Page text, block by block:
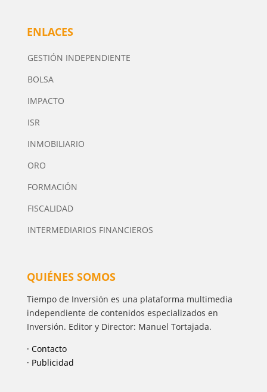
ENLACES
GESTIÓN INDEPENDIENTE
BOLSA
IMPACTO
ISR
INMOBILIARIO
ORO
FORMACIÓN
FISCALIDAD
INTERMEDIARIOS FINANCIEROS
QUIÉNES SOMOS
Tiempo de Inversión es una plataforma multimedia
independiente de contenidos especializados en
Inversión. Editor y Director: Manuel Tortajada.
· Contacto
· Publicidad